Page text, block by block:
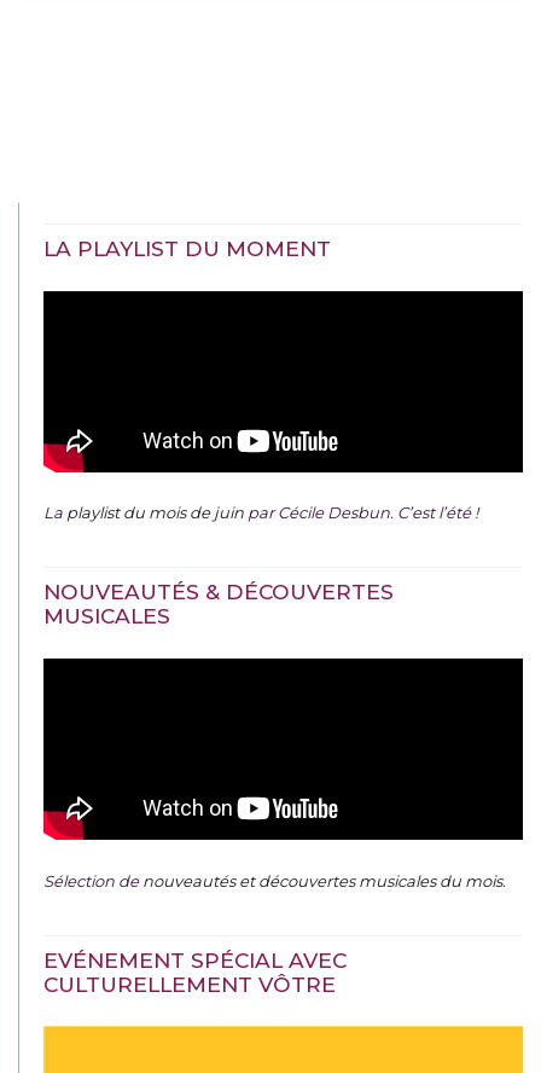
LA PLAYLIST DU MOMENT
La playlist du mois de juin par Cécile Desbun. C’est l’été !
NOUVEAUTÉS & DÉCOUVERTES
MUSICALES
Sélection denouveautés et découvertes musicales du mois.
EVÉNEMENT SPÉCIAL AVEC
CULTURELLEMENT VÔTRE